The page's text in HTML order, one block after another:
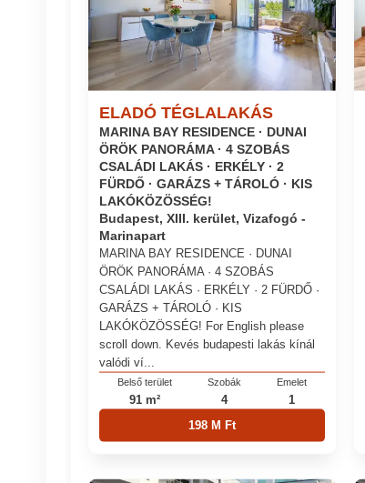
ELADÓ TÉGLALAKÁS
MARINA BAY RESIDENCE · DUNAI
ÖRÖK PANORÁMA · 4 SZOBÁS
CSALÁDI LAKÁS · ERKÉLY · 2
FÜRDŐ · GARÁZS + TÁROLÓ · KIS
LAKÓKÖZÖSSÉG!
Budapest, XIII. kerület, Vizafogó -
Marinapart
MARINA BAY RESIDENCE · DUNAI
ÖRÖK PANORÁMA · 4 SZOBÁS
CSALÁDI LAKÁS · ERKÉLY · 2 FÜRDŐ ·
GARÁZS + TÁROLÓ · KIS
LAKÓKÖZÖSSÉG! For English please
scroll down. Kevés budapesti lakás kínál
valódi ví...
Belső terület
91 m²
Szobák
4
Emelet
1
198 M Ft